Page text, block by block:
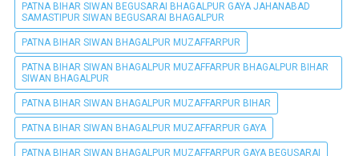
PATNA BIHAR SIWAN BEGUSARAI BHAGALPUR GAYA JAHANABAD
SAMASTIPUR SIWAN BEGUSARAI BHAGALPUR
PATNA BIHAR SIWAN BHAGALPUR MUZAFFARPUR
PATNA BIHAR SIWAN BHAGALPUR MUZAFFARPUR BHAGALPUR BIHAR
SIWAN BHAGALPUR
PATNA BIHAR SIWAN BHAGALPUR MUZAFFARPUR BIHAR
PATNA BIHAR SIWAN BHAGALPUR MUZAFFARPUR GAYA
PATNA BIHAR SIWAN BHAGALPUR MUZAFFARPUR GAYA BEGUSARAI